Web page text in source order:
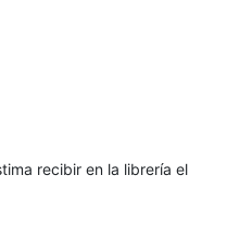
recibir en la librería el